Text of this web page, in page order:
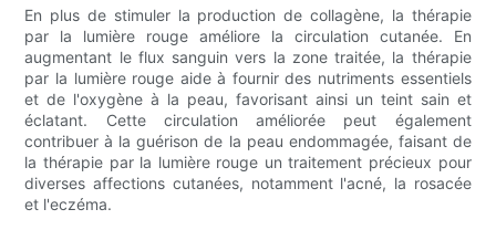
En plus de stimuler la production de collagène, la thérapie
par la lumière rouge améliore la circulation cutanée. En
augmentant le flux sanguin vers la zone traitée, la thérapie
par la lumière rouge aide à fournir des nutriments essentiels
et de l'oxygène à la peau, favorisant ainsi un teint sain et
éclatant. Cette circulation améliorée peut également
contribuer à la guérison de la peau endommagée, faisant de
la thérapie par la lumière rouge un traitement précieux pour
diverses affections cutanées, notamment l'acné, la rosacée
et l'eczéma.